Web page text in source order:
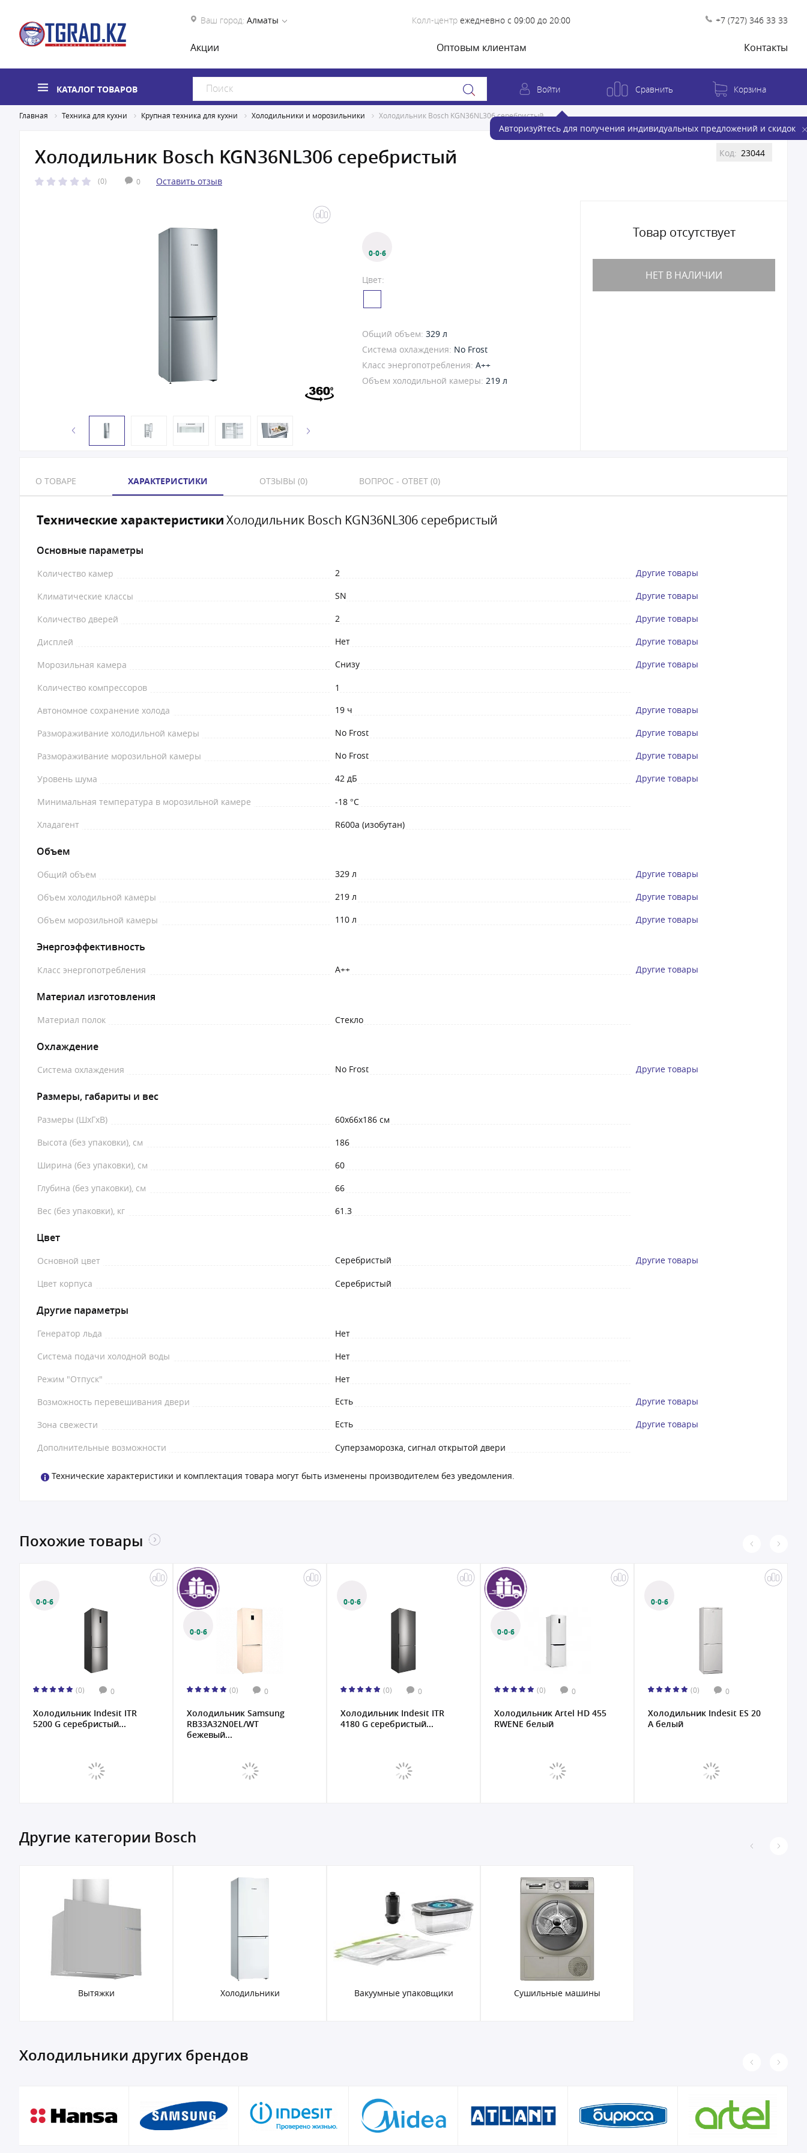
Ваш город: Алматы Колл-центр ежедневно с 09:00 до 20:00 +7 (727) 346 33 33
Акции Оптовым клиентам Контакты
КАТАЛОГ ТОВАРОВ Войти
Авторизуйтесь для получения индивидуальных предложений и скидок
Сравнить Корзина
Главная Техника для кухни Крупная техника для кухни Холодильники и морозильники Холодильник Bosch KGN36NL306 серебристый
Холодильник Bosch KGN36NL306 серебристый
(0) 0 Оставить отзыв
Код: 23044
0·0·6
Цвет:
Общий объем: 329 л
Система охлаждения: No Frost
Класс энергопотребления: A++
Объем холодильной камеры: 219 л
Товар отсутствует
НЕТ В НАЛИЧИИ
О ТОВАРЕ ХАРАКТЕРИСТИКИ ОТЗЫВЫ (0) ВОПРОС - ОТВЕТ (0)
Технические характеристикиХолодильник Bosch KGN36NL306 серебристый
Основные параметры
Количество камер 2 Другие товары
Климатические классы SN Другие товары
Количество дверей 2 Другие товары
Дисплей Нет Другие товары
Морозильная камера Снизу Другие товары
Количество компрессоров
1
Автономное сохранение холода
19 ч Другие товары
Размораживание холодильной камеры No Frost Другие товары
Размораживание морозильной камеры No Frost Другие товары
Уровень шума 42 дБ Другие товары
Минимальная температура в морозильной камере
-18 °C
Хладагент
R600a (изобутан)
Объем
Общий объем 329 л Другие товары
Объем холодильной камеры 219 л Другие товары
Объем морозильной камеры 110 л Другие товары
Энергоэффективность
Класс энергопотребления A++ Другие товары
Материал изготовления
Материал полок Стекло
Охлаждение
Система охлаждения No Frost Другие товары
Размеры, габариты и вес
Размеры (ШхГхВ)
60x66x186 см
Высота (без упаковки), см
186
Ширина (без упаковки), см
60
Глубина (без упаковки), см
66
Вес (без упаковки), кг
61.3
Цвет
Основной цвет Серебристый Другие товары
Цвет корпуса Серебристый
Другие параметры
Генератор льда
Нет
Система подачи холодной воды
Нет
Режим "Отпуск"
Нет
Возможность перевешивания двери
Есть Другие товары
Зона свежести Есть Другие товары
Дополнительные возможности Суперзаморозка, сигнал открытой двери
Технические характеристики и комплектация товара могут быть изменены производителем без уведомления.
Похожие товары
(0) 0
Холодильник Samsung
RB33A32N0EL/WT
0·0·6
(0) 0
Холодильник Indesit ITR
4180 G серебристый...
(0) 0
Холодильник Artel HD 455
RWENE белый
0·0·6
(0) 0
Холодильник Indesit ES 20
A белый
(0) 0
Холодильник Indesit ES 18
A белый
Другие категории Bosch
Вытяжки Холодильники Вакуумные упаковщики Сушильные машины
Холодильники других брендов